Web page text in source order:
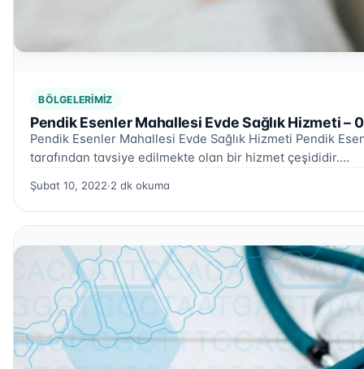
BÖLGELERIMIZ
Pendik Esenler Mahallesi Evde Sağlık Hizmeti –
Pendik Esenler Mahallesi Evde Sağlık Hizmeti Pendik
tarafından tavsiye edilmekte olan bir hizmet çeşididir.…
Şubat 10, 2022·2 dk okuma